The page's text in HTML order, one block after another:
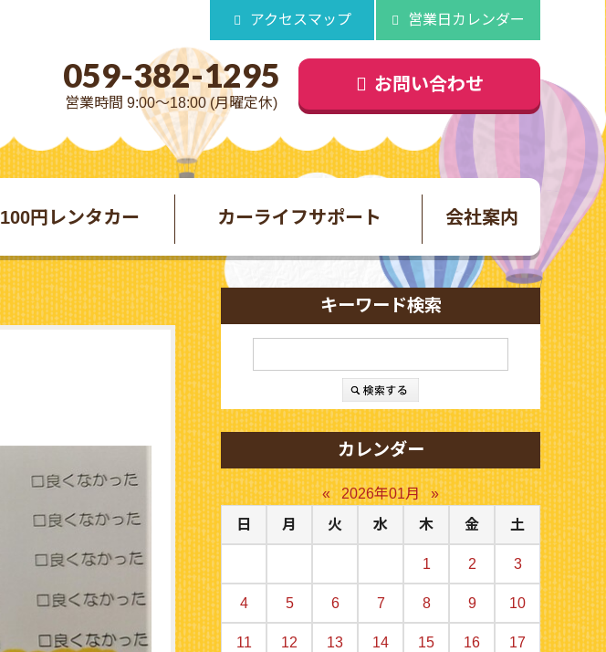
アクセスマップ 営業日カレンダー
059-382-1295
営業時間 9:00～18:00 (月曜定休)
お問い合わせ
100円レンタカー カーライフサポート 会社案内
キーワード検索
カレンダー
« 2026年01月
»
日
月 火 水 木 金 土
1 2 3
4 5 6 7 8 9 10
11 12 13 14 15 16 17